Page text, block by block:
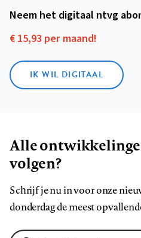
Neem het digitaal ntvg
€ 15,93 per maand!
IK WIL DIGITAAL
Alle
volgen?
Schrijf je nu in voor onze
donderdag de meest